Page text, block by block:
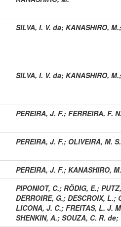
SILVA, I. V. da; KANASHIRO, M.;
SILVA, I. V. da; KANASHIRO, M.;
PEREIRA, J. F.; FERREIRA, F. N.
PEREIRA, J. F.; OLIVEIRA, M.
PEREIRA, J. F.; KANASHIRO, M.
PIPONIOT, C.; RÖDIG, E.;
DERROIRE, G.; DESCROIX, L.;
LICONA, J. C.; FREITAS, L. J.
SHENKIN, A.; SOUZA, C. R. de;